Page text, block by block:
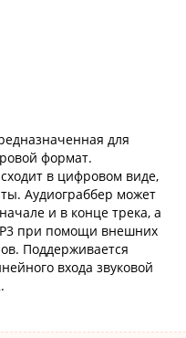
для
формат.
в цифровом виде,
Аудиограббер может
и в конце трека, а
при помощи внешних
Поддерживается
входа звуковой